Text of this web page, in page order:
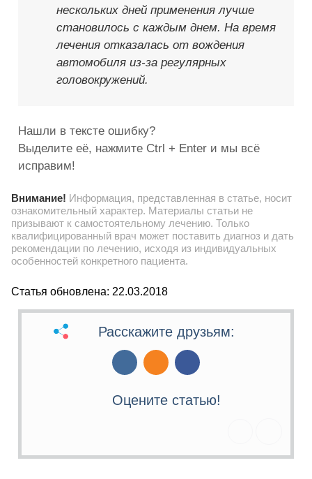
нескольких дней применения лучше
становилось с каждым днем. На время
лечения отказалась от вождения
автомобиля из-за регулярных
головокружений.
Нашли в тексте ошибку?
Выделите её, нажмите Ctrl + Enter и мы всё
исправим!
Внимание! Информация, представленная в статье, носит
ознакомительный характер. Материалы статьи не
призывают к самостоятельному лечению. Только
квалифицированный врач может поставить диагноз и дать
рекомендации по лечению, исходя из индивидуальных
особенностей конкретного пациента.
Статья обновлена: 22.03.2018
Расскажите друзьям:
Оцените статью!